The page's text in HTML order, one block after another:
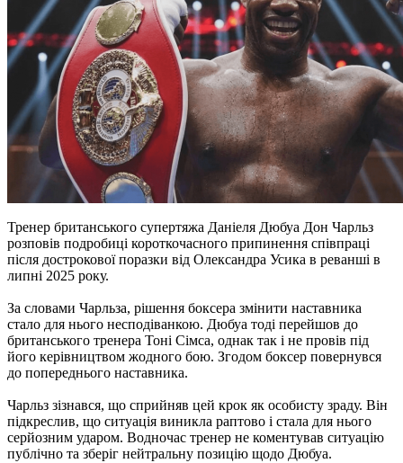
Тренер британського супертяжа Даніеля Дюбуа Дон Чарльз
розповів подробиці короткочасного припинення співпраці
після дострокової поразки від Олександра Усика в реванші в
липні 2025 року.
За словами Чарльза, рішення боксера змінити наставника
стало для нього несподіванкою. Дюбуа тоді перейшов до
британського тренера Тоні Сімса, однак так і не провів під
його керівництвом жодного бою. Згодом боксер повернувся
до попереднього наставника.
Чарльз зізнався, що сприйняв цей крок як особисту зраду. Він
підкреслив, що ситуація виникла раптово і стала для нього
серйозним ударом. Водночас тренер не коментував ситуацію
публічно та зберіг нейтральну позицію щодо Дюбуа.